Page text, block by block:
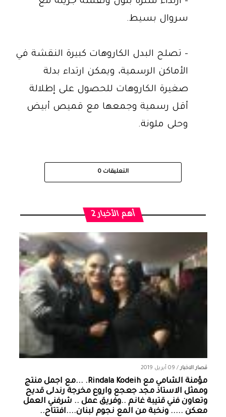
سروال بسيط.
- تصلح البدل الكاروهات كبيرة النقشة في
الأماكن الرسمية، ويمكن ارتداء بدلة
صغيرة الكاروهات للحصول على إطلالة
أقل رسمية وجمعها مع قميص أبيض
وحلى ملونة.
التعليقات 0
أهم الأخبار 2
قصار الاخبار/ 09 أبريل 2019
مؤمنة الشامي‏ مع ‏‎Rindala Kodeih‎‏. ...مع اجمل منتج
وممثل الاستاذ مجد جعجع واروع مخرجة رندلى قديح
وتعاون فني قتيبة غانم ..وفريق عمل .. شرفني العمل
معكن ..... ونخبة من المع نجوم لبنان....افتتاح..